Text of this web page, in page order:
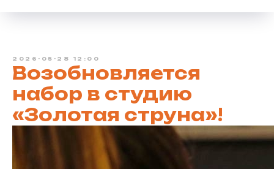
2026-05-28 12:00
Возобновляется
набор в студию
«Золотая струна»!